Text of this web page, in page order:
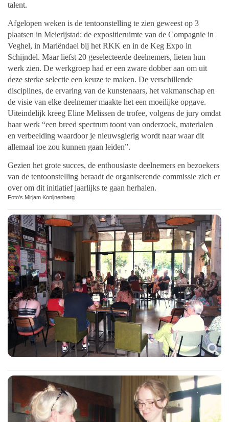
talent.
Afgelopen weken is de tentoonstelling te zien geweest op 3
plaatsen in Meierijstad: de expositieruimte van de Compagnie in
Veghel, in Mariëndael bij het RKK en in de Keg Expo in
Schijndel. Maar liefst 20 geselecteerde deelnemers, lieten hun
werk zien. De werkgroep had er een zware dobber aan om uit
deze sterke selectie een keuze te maken. De verschillende
disciplines, de ervaring van de kunstenaars, het vakmanschap en
de visie van elke deelnemer maakte het een moeilijke opgave.
Uiteindelijk kreeg Eline Melissen de trofee, volgens de jury omdat
haar werk “een breed spectrum toont van onderzoek, materialen
en verbeelding waardoor je nieuwsgierig wordt naar waar dit
allemaal toe zou kunnen gaan leiden”.
Gezien het grote succes, de enthousiaste deelnemers en bezoekers
van de tentoonstelling beraadt de organiserende commissie zich er
over om dit initiatief jaarlijks te gaan herhalen.
Foto's Mirjam Konijnenberg